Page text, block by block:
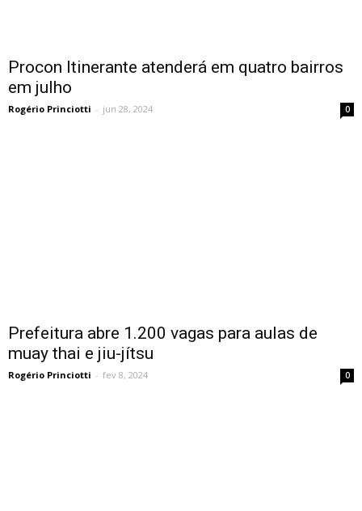
Procon Itinerante atenderá em quatro bairros
em julho
Rogério Princiotti - jun 28, 2024 0
Prefeitura abre 1.200 vagas para aulas de
muay thai e jiu-jítsu
Rogério Princiotti - fev 8, 2024 0